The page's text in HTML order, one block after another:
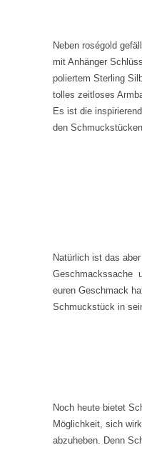
Neben roségold
mit Anhänger
poliertem Sterling
tolles zeitloses
Es ist die
den
Natürlich ist das
Geschmackssache
euren Geschmack
Schmuckstück in
Noch heute bietet
Möglichkeit, sich
abzuheben. Denn